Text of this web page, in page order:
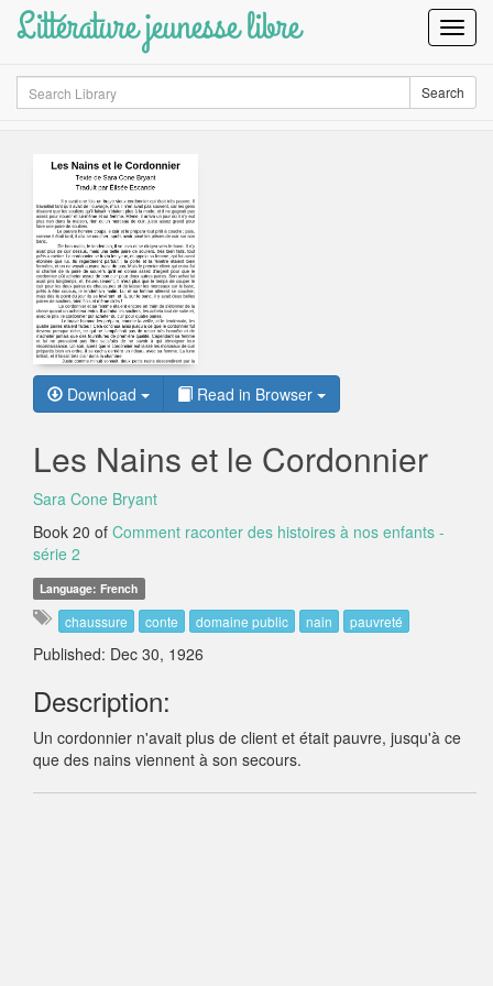
Littérature jeunesse libre
Search Search
Download Read in Browser
Les Nains et le Cordonnier
Sara Cone Bryant
Book 20 of Comment raconter des histoires à nos enfants -
série 2
Language: French
chaussure conte domaine public nain pauvreté
Published: Dec 30, 1926
Description:
Un cordonnier n'avait plus de client et était pauvre, jusqu'à ce
que des nains viennent à son secours.